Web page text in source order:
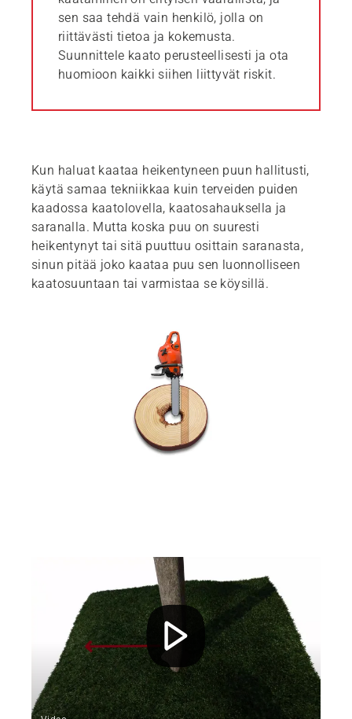
sen saa tehdä vain henkilö, jolla on
riittävästi tietoa ja kokemusta.
Suunnittele kaato perusteellisesti ja ota
huomioon kaikki siihen liittyvät riskit.
Kun haluat kaataa heikentyneen puun hallitusti,
käytä samaa tekniikkaa kuin terveiden puiden
kaadossa kaatolovella, kaatosahauksella ja
saranalla. Mutta koska puu on suuresti
heikentynyt tai sitä puuttuu osittain saranasta,
sinun pitää joko kaataa puu sen luonnolliseen
kaatosuuntaan tai varmistaa se köysillä.